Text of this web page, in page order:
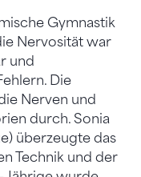
Gymnastik
Nervosität war
und
Die
Nerven und
durch. Sonia
überzeugte das
Technik und der